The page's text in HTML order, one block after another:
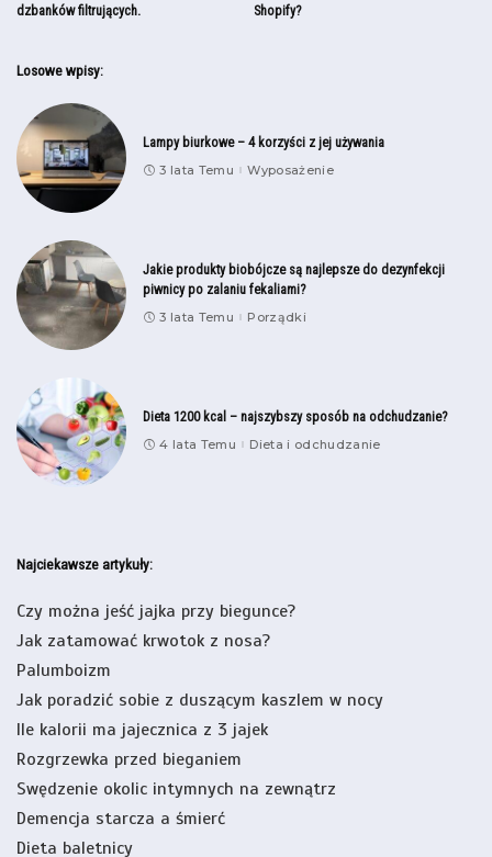
dzbanków filtrujących.
Shopify?
Losowe wpisy:
Lampy biurkowe – 4 korzyści z jej używania
3 lata Temu Wyposażenie
Jakie produkty biobójcze są najlepsze do dezynfekcji
piwnicy po zalaniu fekaliami?
3 lata Temu Porządki
Dieta 1200 kcal – najszybszy sposób na odchudzanie?
4 lata Temu Dieta i odchudzanie
Najciekawsze artykuły:
Czy można jeść jajka przy biegunce?
Jak zatamować krwotok z nosa?
Palumboizm
Jak poradzić sobie z duszącym kaszlem w nocy
Ile kalorii ma jajecznica z 3 jajek
Rozgrzewka przed bieganiem
Swędzenie okolic intymnych na zewnątrz
Demencja starcza a śmierć
Dieta baletnicy